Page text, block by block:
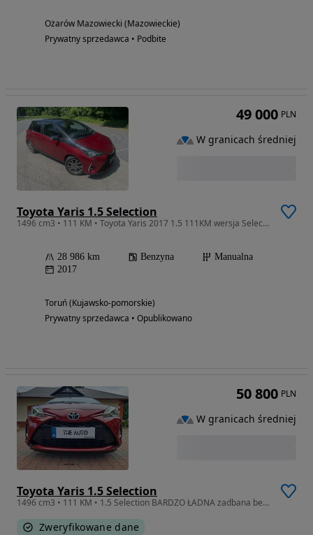
Ożarów Mazowiecki (Mazowieckie)
Prywatny sprzedawca • Podbite
Toyota Yaris 1.5 Selection
1496 cm3 • 111 KM • Toyota Yaris 2017 1.5 111KM wersja Selection
28 986 km Benzyna
Manualna
2017
Toruń (Kujawsko-pomorskie)
Prywatny sprzedawca • Opublikowano
49 000 PLN
W granicach średniej
Toyota Yaris 1.5 Selection
1496 cm3 • 111 KM • 1.5 Selection BARDZO ŁADNA zadbana bezwypadkowa IDEALNY STAN
Zweryfikowane dane
50 800 PLN
W granicach średniej